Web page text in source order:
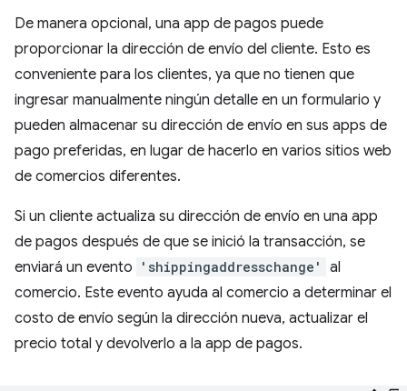
De manera opcional, una app de pagos puede
proporcionar la dirección de envío del cliente. Esto es
conveniente para los clientes, ya que no tienen que
ingresar manualmente ningún detalle en un formulario y
pueden almacenar su dirección de envío en sus apps de
pago preferidas, en lugar de hacerlo en varios sitios web
de comercios diferentes.
Si un cliente actualiza su dirección de envío en una app
de pagos después de que se inició la transacción, se
enviará un evento
'shippingaddresschange'
al
comercio. Este evento ayuda al comercio a determinar el
costo de envío según la dirección nueva, actualizar el
precio total y devolverlo a la app de pagos.